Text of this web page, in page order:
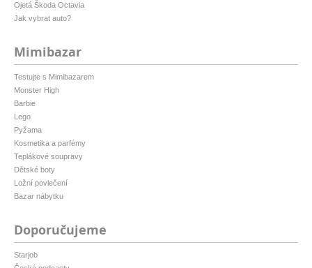
Ojetá Škoda Octavia
Jak vybrat auto?
Mimibazar
Testujte s Mimibazarem
Monster High
Barbie
Lego
Pyžama
Kosmetika a parfémy
Teplákové soupravy
Dětské boty
Ložní povlečení
Bazar nábytku
Doporučujeme
Starjob